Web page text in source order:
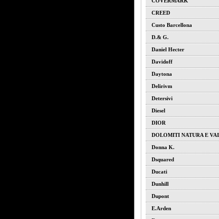
CREED
Custo Barcellona
D.& G.
Daniel Hecter
Davidoff
Daytona
Delirivm
Detersivi
Diesel
DIOR
DOLOMITI NATURA E
Donna K.
Dsquared
Ducati
Dunhill
Dupont
E.arden